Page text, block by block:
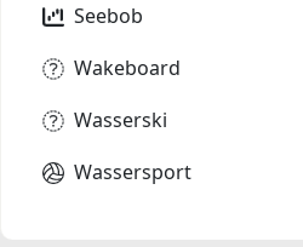
Seebob
Wakeboard
Wasserski
Wassersport